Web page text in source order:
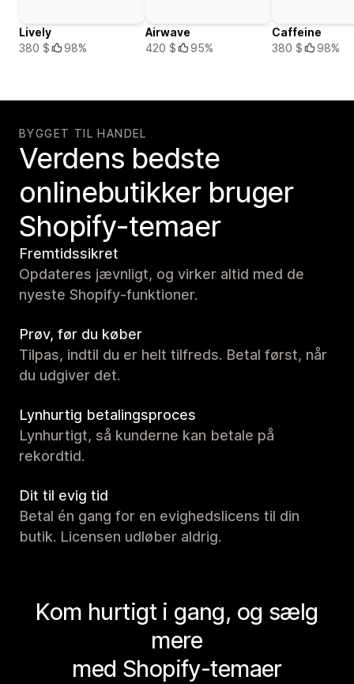
Lively
380 $
98%
Airwave
420 $
95%
Caffeine
380 $
98%
BYGGET TIL HANDEL
Verdens bedste
onlinebutikker bruger
Shopify-temaer
Fremtidssikret
Opdateres jævnligt, og virker altid med de
nyeste Shopify-funktioner.
Prøv, før du køber
Tilpas, indtil du er helt tilfreds. Betal først, når
du udgiver det.
Lynhurtig betalingsproces
Lynhurtigt, så kunderne kan betale på
rekordtid.
Dit til evig tid
Betal én gang for en evighedslicens til din
butik. Licensen udløber aldrig.
Kom hurtigt i gang, og sælg
mere
med Shopify-temaer